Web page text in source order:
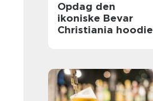
Opdag den
ikoniske Bevar
Christiania hoodie